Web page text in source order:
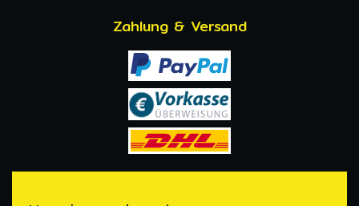
Zahlung & Versand